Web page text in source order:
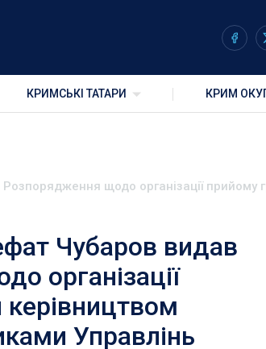
КРИМСЬКІ ТАТАРИ КРИМ
щодо організації прийому
Чубаров видав
організації
Управлінь